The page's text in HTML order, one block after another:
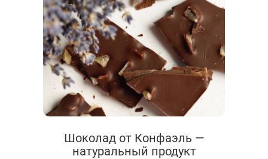
Шоколад от Конфаэль —
натуральный продукт